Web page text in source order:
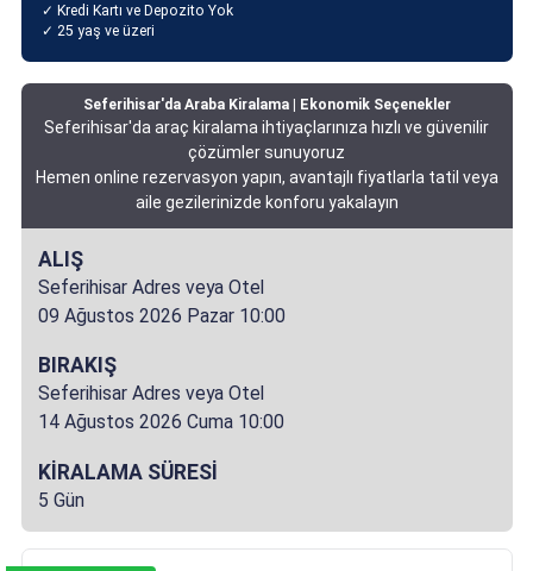
✓ Kredi Kartı ve Depozito Yok
✓ 25 yaş ve üzeri
Seferihisar'da Araba Kiralama | Ekonomik Seçenekler
Seferihisar'da araç kiralama ihtiyaçlarınıza hızlı ve güvenilir
çözümler sunuyoruz
Hemen online rezervasyon yapın, avantajlı fiyatlarla tatil veya
aile gezilerinizde konforu yakalayın
ALIŞ
Seferihisar Adres veya Otel
09 Ağustos 2026 Pazar 10:00
BIRAKIŞ
Seferihisar Adres veya Otel
14 Ağustos 2026 Cuma 10:00
KİRALAMA SÜRESİ
5 Gün